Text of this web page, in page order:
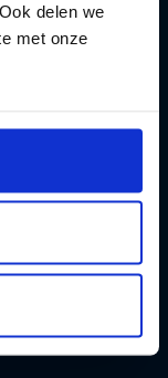
delen we
met onze
leven